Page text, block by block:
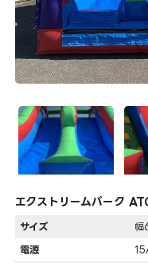
エクストリームパーク
サイズ
電源